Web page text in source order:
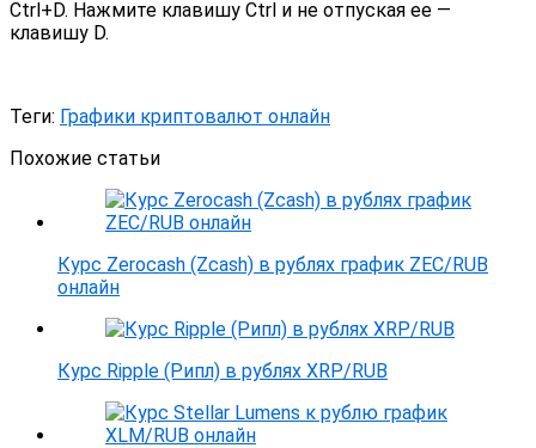
Ctrl+D. Нажмите клавишу Ctrl и не отпуская ее —
клавишу D.
Теги: Графики криптовалют онлайн
Похожие статьи
Курс Zerocash (Zcash) в рублях график ZEC/RUB
онлайн
Курс Ripple (Рипл) в рублях XRP/RUB